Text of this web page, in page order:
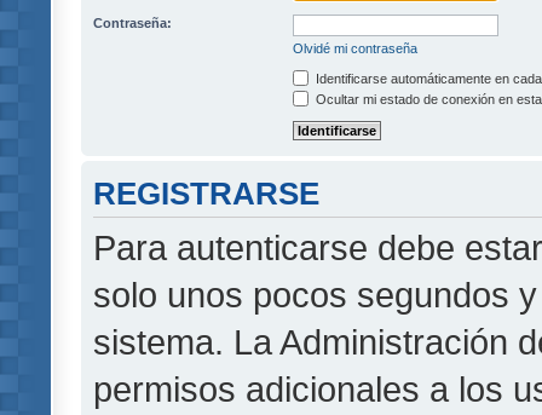
Contraseña:
Olvidé mi contraseña
Identificarse automáticamente en
Ocultar mi estado de conexión en
REGISTRARSE
Para autenticarse debe
solo unos pocos segundos
sistema. La Administración
permisos adicionales a los